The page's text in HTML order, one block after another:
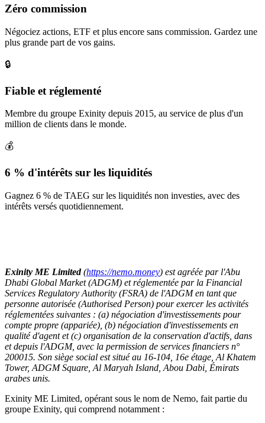
Zéro commission
Négociez actions, ETF et plus encore sans commission. Gardez une
plus grande part de vos gains.
🔒
Fiable et réglementé
Membre du groupe Exinity depuis 2015, au service de plus d'un
million de clients dans le monde.
💰
6 % d'intérêts sur les liquidités
Gagnez 6 % de TAEG sur les liquidités non investies, avec des
intérêts versés quotidiennement.
Exinity ME Limited(https://nemo.money) est agréée par l'Abu
Dhabi Global Market (ADGM) et réglementée par la Financial
Services Regulatory Authority (FSRA) de l'ADGM en tant que
personne autorisée (Authorised Person) pour exercer les activités
réglementées suivantes : (a) négociation d'investissements pour
compte propre (appariée), (b) négociation d'investissements en
qualité d'agent et (c) organisation de la conservation d'actifs, dans
et depuis l'ADGM, avec la permission de services financiers n°
200015. Son siège social est situé au 16-104, 16e étage, Al Khatem
Tower, ADGM Square, Al Maryah Island, Abou Dabi, Émirats
arabes unis.
Exinity ME Limited, opérant sous le nom de Nemo, fait partie du
groupe Exinity, qui comprend notamment :